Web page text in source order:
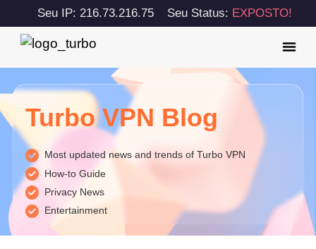
Seu IP: 216.73.216.75 Seu Status: EXPOSTO!
Turbo VPN Blog
Most updated news and trends of Turbo VPN
How-to Guide
Privacy News
Entertainment